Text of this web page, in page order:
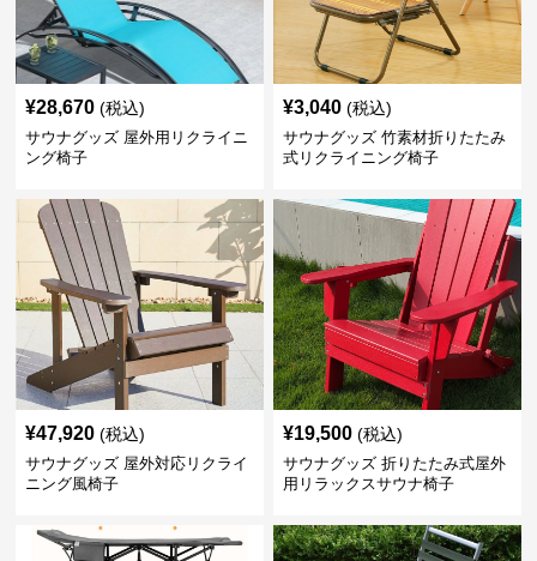
¥28,670 (税込)
サウナグッズ 屋外用リクライニ
ング椅子
¥3,040 (税込)
サウナグッズ 竹素材折りたたみ
式リクライニング椅子
¥47,920 (税込)
サウナグッズ 屋外対応リクライ
ニング風椅子
¥19,500 (税込)
サウナグッズ 折りたたみ式屋外
用リラックスサウナ椅子